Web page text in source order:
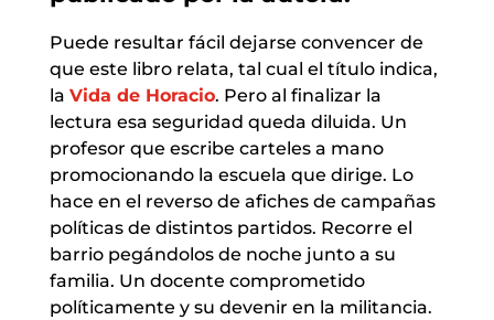
Puede resultar fácil dejarse convencer de
que este libro relata, tal cual el título indica,
la Vida de Horacio. Pero al finalizar la
lectura esa seguridad queda diluida. Un
profesor que escribe carteles a mano
promocionando la escuela que dirige. Lo
hace en el reverso de afiches de campañas
políticas de distintos partidos. Recorre el
barrio pegándolos de noche junto a su
familia. Un docente comprometido
políticamente y su devenir en la militancia.